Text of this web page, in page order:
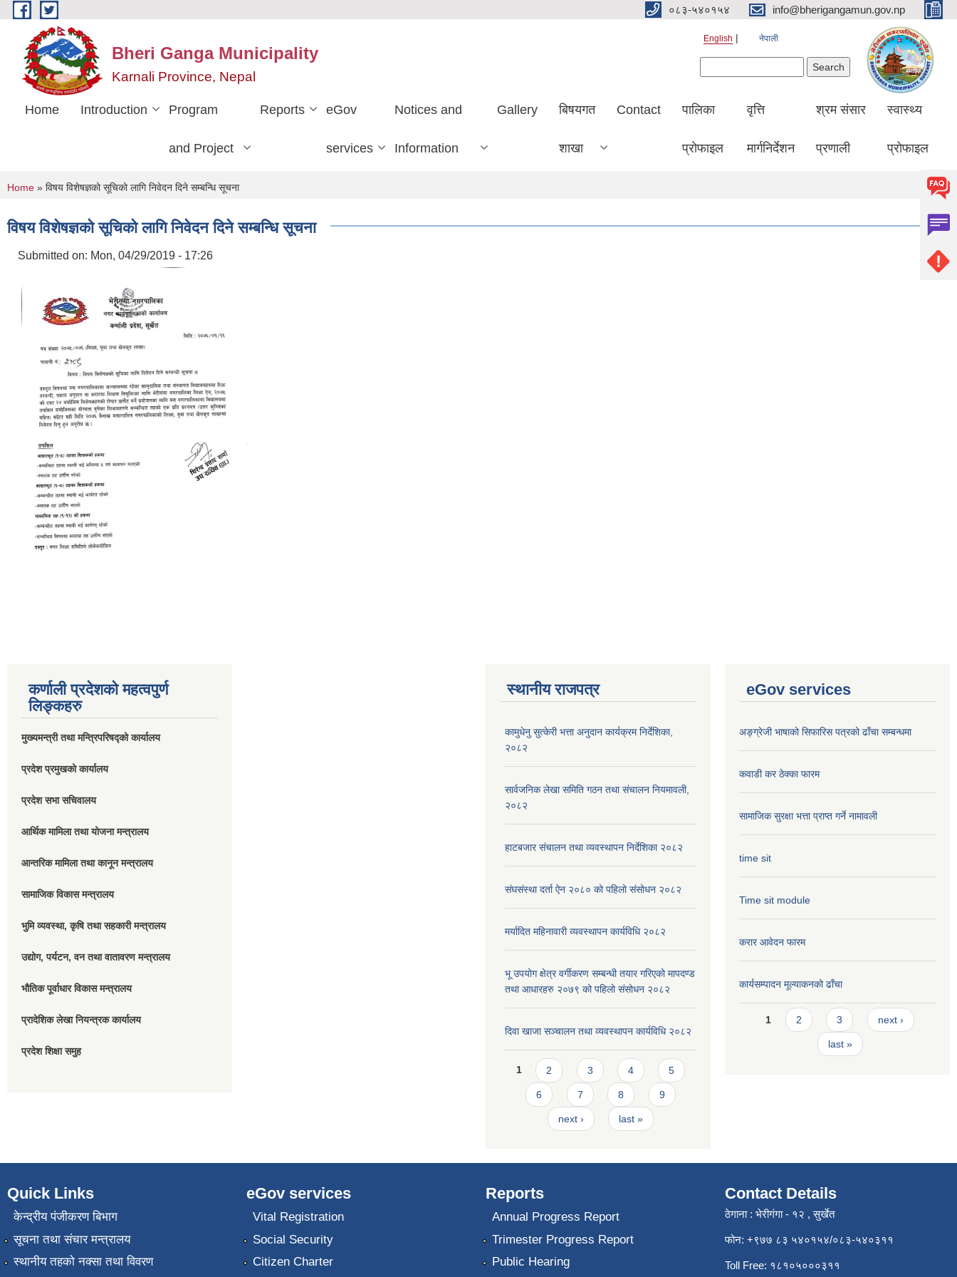
Skip to main content ०८३-५४०१५४ info@bherigangamun.gov.np
Bheri Ganga Municipality
Karnali Province, Nepal
English नेपाली
Home Introduction Program
and Project
Reports eGov
services
Notices and
Information
Gallery बिषयगत
शाखा
Contact पालिका
प्रोफाइल
वृत्ति
मार्गनिर्देशन
श्रम संसार
प्रणाली
स्वास्थ्य
प्रोफाइल
You are here
Home » विषय विशेषज्ञको सूचिको लागि निवेदन दिने सम्बन्धि सूचना
विषय विशेषज्ञको सूचिको लागि निवेदन दिने सम्बन्धि सूचना
Submitted on: Mon, 04/29/2019 - 17:26
कर्णाली प्रदेशको महत्वपुर्ण
लिङ्कहरु
मुख्यमन्त्री तथा मन्त्रिपरिषद्को कार्यालय
प्रदेश प्रमुखको कार्यालय
प्रदेश सभा सचिवालय
आर्थिक मामिला तथा योजना मन्त्रालय
आन्तरिक मामिला तथा कानून मन्त्रालय
सामाजिक विकास मन्त्रालय
भुमि व्यवस्था, कृषि तथा सहकारी मन्त्रालय
उद्योग, पर्यटन, वन तथा वातावरण मन्त्रालय
भौतिक पूर्वाधार विकास मन्त्रालय
प्रादेशिक लेखा नियन्त्रक कार्यालय
प्रदेश शिक्षा समुह
स्थानीय राजपत्र
कामुधेनु सुत्केरी भत्ता अनुदान कार्यक्रम निर्देशिका,
२०८२
सार्वजनिक लेखा समिति गठन तथा संचालन नियमावली,
२०८२
हाटबजार संचालन तथा व्यवस्थापन निर्देशिका २०८२
संघसंस्था दर्ता ऐन २०८० को पहिलो संसोधन २०८२
मर्यादित महिनावारी व्यवस्थापन कार्यविधि २०८२
भू उपयोग क्षेत्र वर्गीकरण सम्बन्धी तयार गरिएको मापदण्ड
तथा आधारहरु २०७९ को पहिलो संसोधन २०८२
दिवा खाजा सञ्चालन तथा व्यवस्थापन कार्यविधि २०८२
Pages
1 2 3 4 5
6 7 8 9
next › last »
eGov services
अङ्ग्रेजी भाषाको सिफारिस पत्रको ढाँचा सम्बन्धमा
कवाडी कर ठेक्का फारम
सामाजिक सुरक्षा भत्ता प्राप्त गर्ने नामावली
time sit
Time sit module
करार आवेदन फारम
कार्यसम्पादन मूल्या‌कनको ढाँचा
Pages
1 2 3 next ›
last »
Quick Links
केन्द्रीय पंजीकरण बिभाग
सूचना तथा संचार मन्त्रालय
स्थानीय तहको नक्सा तथा विवरण
eGov services
Vital Registration
Social Security
Citizen Charter
Reports
Annual Progress Report
Trimester Progress Report
Public Hearing
Contact Details
ठेगाना : भेरीगंगा - १२ , सुर्खेत
फोन: +९७७ ८३ ५४०१५४/०८३-५४०३११
Toll Free: १८१०५०००३११